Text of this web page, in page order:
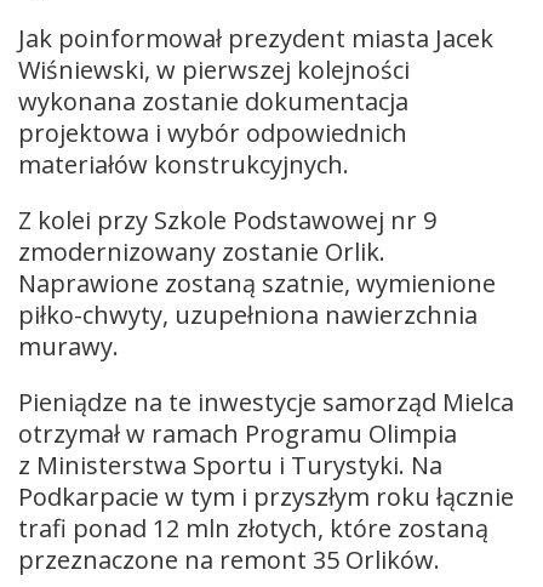
Jak poinformował prezydent miasta Jacek
Wiśniewski, w pierwszej kolejności
wykonana zostanie dokumentacja
projektowa i wybór odpowiednich
materiałów konstrukcyjnych.
Z kolei przy Szkole Podstawowej nr 9
zmodernizowany zostanie Orlik.
Naprawione zostaną szatnie, wymienione
piłko-chwyty, uzupełniona nawierzchnia
murawy.
Pieniądze na te inwestycje samorząd Mielca
otrzymał w ramach Programu Olimpia
z Ministerstwa Sportu i Turystyki. Na
Podkarpacie w tym i przyszłym roku łącznie
trafi ponad 12 mln złotych, które zostaną
przeznaczone na remont 35 Orlików.